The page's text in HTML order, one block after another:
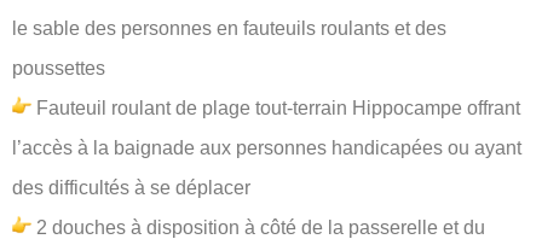
le sable des personnes en fauteuils roulants et des
poussettes
Fauteuil roulant de plage tout-terrain Hippocampe offrant
l’accès à la baignade aux personnes handicapées ou ayant
des difficultés à se déplacer
2 douches à disposition à côté de la passerelle et du